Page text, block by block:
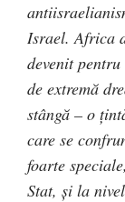
Israel. Africa
devenit
de extremă
stângă – o
care se
foarte
Stat, și la